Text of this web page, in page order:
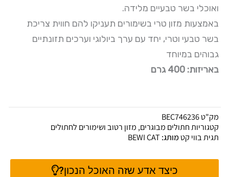
ואוכלי בשר טבעיים מלידה.
באמצעות מזון טרי בשימורים תעניקו להם חווית צריכת
בשר טבעי וטרי, יחד עם ערך ביולוגי וערכים תזונתיים
גבוהים במיוחד
באריזות: 400 גרם
מק"טBEC746236
קטגוריותחתולים מבוגרים, מזון רטוב ושימורים לחתולים
תגיתבווי קטמותג:BEWI CAT
כיצד אדע שזה האוכל הנכון?